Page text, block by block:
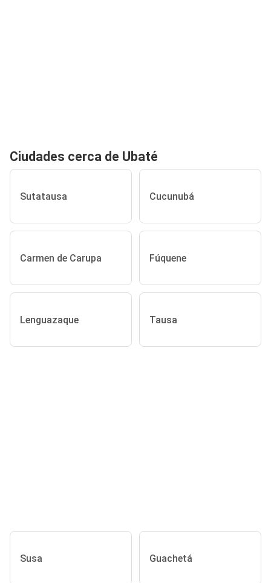
Ciudades cerca de Ubaté
Sutatausa Cucunubá
Carmen de Carupa Fúquene
Lenguazaque Tausa
Susa Guachetá